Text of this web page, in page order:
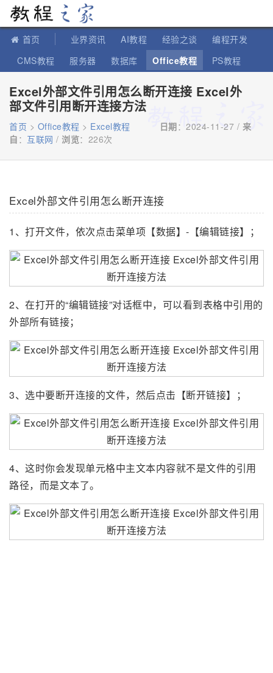
首页 业界资讯 AI教程 经验之谈
编程开发
CMS教程
服务器 数据库 Office教程
PS教程
Excel外部文件引用怎么断开连接 Excel外
部文件引用断开连接方法
首页 > Office教程 > Excel教程 日期：2024-11-27 / 来
自 ： 互联网 / 浏览： 226次
Excel外部文件引用怎么断开连接
1、打开文件，依次点击菜单项【数据】-【编辑链接】；
2、在打开的“编辑链接”对话框中，可以看到表格中引用的
外部所有链接；
3、选中要断开连接的文件，然后点击【断开链接】；
4、这时你会发现单元格中主文本内容就不是文件的引用
路径，而是文本了。